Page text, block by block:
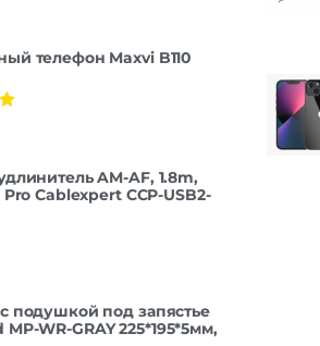
телефон Maxvi B110
AM-AF, 1.8m,
Pro Cablexpert CCP-USB2-
подушкой под запястье
WR-GRAY 225*195*5мм,